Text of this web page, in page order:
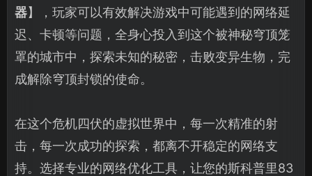
器】，玩家可以有效解决游戏中可能遇到的网络延
迟、卡顿等问题，全身心投入到这个被神秘穹顶笼
罩的城市中，探索未知的秘密，击败变异生物，完
成解除穹顶封锁的使命。
在这个危机四伏的虚拟世界中，每一次精准的射
击，每一次成功的探索，都离不开稳定的网络支
持。选择专业的网络优化工具，让您的斯科普里83